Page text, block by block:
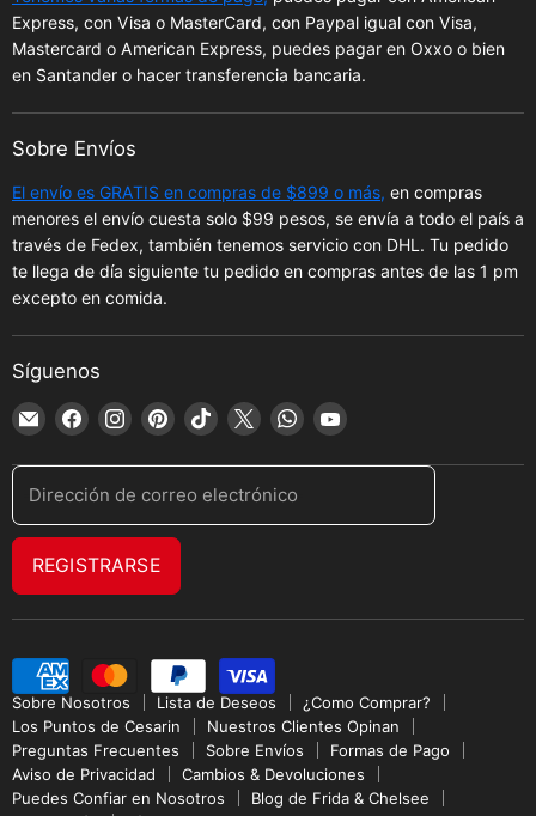
Express, con Visa o MasterCard, con Paypal igual con Visa,
Mastercard o American Express, puedes pagar en Oxxo o bien
en Santander o hacer transferencia bancaria.
Sobre Envíos
El envío es GRATIS en compras de $899 o más, en compras
menores el envío cuesta solo $99 pesos, se envía a todo el país a
través de Fedex, también tenemos servicio con DHL. Tu pedido
te llega de día siguiente tu pedido en compras antes de las 1 pm
excepto en comida.
Síguenos
Encuéntrenos
electrónico
Encuéntrenos
Encuéntrenos
Encuéntrenos
Encuéntrenos
Encuéntrenos
Encuéntrenos
Encuéntrenos
Dirección de correo electrónico
REGISTRARSE
Sobre Nosotros Lista de Deseos
¿Como Comprar?
Los Puntos de Cesarin
Nuestros Clientes Opinan
Preguntas Frecuentes
Sobre Envíos
Formas de Pago
Aviso de Privacidad
Cambios & Devoluciones
Puedes Confiar en Nosotros
Blog de Frida & Chelsee